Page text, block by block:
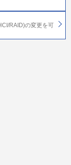
RAID)の変更を可